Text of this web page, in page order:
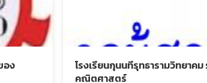
อง
โรงเรียนกุนนทีรุทธารามวิทยาคม รับครู
คณิตศาสตร์